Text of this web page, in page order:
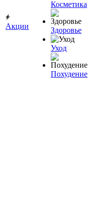
Акции
Косметика
Здоровье
Уход
Похудение